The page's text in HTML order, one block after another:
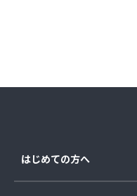
はじめての方へ